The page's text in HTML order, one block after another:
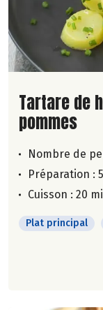
Lire la
Tartare de
pommes
Nombre de
Préparation :
Cuisson : 20
Plat principal